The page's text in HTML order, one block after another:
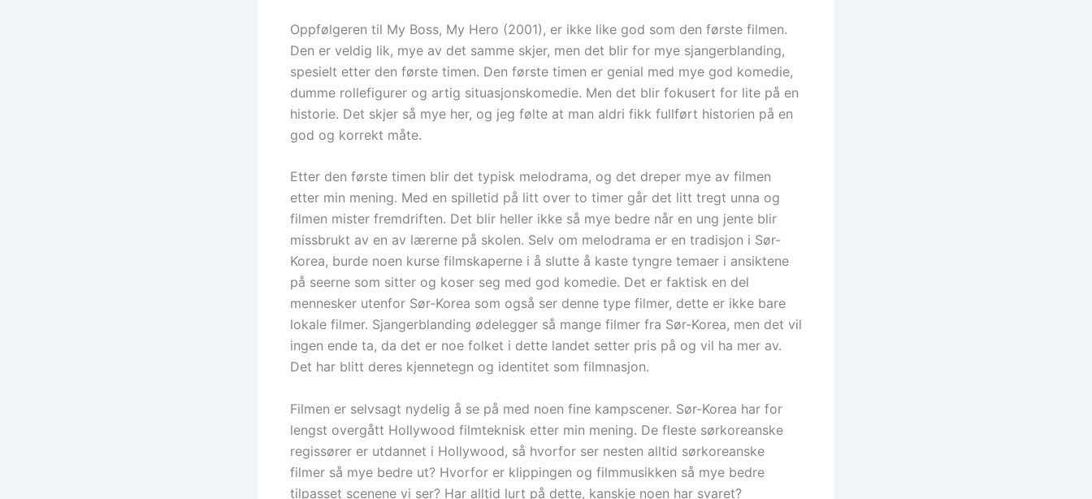
Oppfølgeren til My Boss, My Hero (2001), er ikke like god som den første filmen.
Den er veldig lik, mye av det samme skjer, men det blir for mye sjangerblanding,
spesielt etter den første timen. Den første timen er genial med mye god komedie,
dumme rollefigurer og artig situasjonskomedie. Men det blir fokusert for lite på en
historie. Det skjer så mye her, og jeg følte at man aldri fikk fullført historien på en
god og korrekt måte.
Etter den første timen blir det typisk melodrama, og det dreper mye av filmen
etter min mening. Med en spilletid på litt over to timer går det litt tregt unna og
filmen mister fremdriften. Det blir heller ikke så mye bedre når en ung jente blir
missbrukt av en av lærerne på skolen. Selv om melodrama er en tradisjon i Sør-
Korea, burde noen kurse filmskaperne i å slutte å kaste tyngre temaer i ansiktene
på seerne som sitter og koser seg med god komedie. Det er faktisk en del
mennesker utenfor Sør-Korea som også ser denne type filmer, dette er ikke bare
lokale filmer. Sjangerblanding ødelegger så mange filmer fra Sør-Korea, men det vil
ingen ende ta, da det er noe folket i dette landet setter pris på og vil ha mer av.
Det har blitt deres kjennetegn og identitet som filmnasjon.
Filmen er selvsagt nydelig å se på med noen fine kampscener. Sør-Korea har for
lengst overgått Hollywood filmteknisk etter min mening. De fleste sørkoreanske
regissører er utdannet i Hollywood, så hvorfor ser nesten alltid sørkoreanske
filmer så mye bedre ut? Hvorfor er klippingen og filmmusikken så mye bedre
tilpasset scenene vi ser? Har alltid lurt på dette, kanskje noen har svaret?